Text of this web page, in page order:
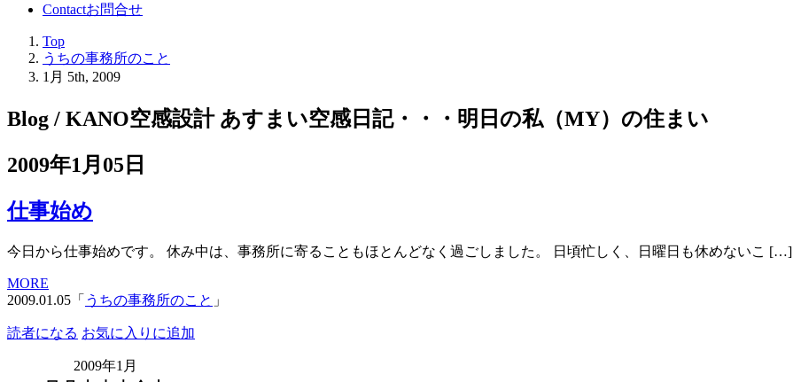
Contactお問合せ
Top
うちの事務所のこと
1月 5th, 2009
Blog / KANO空感設計 あすまい空感日記・・・明日の私（MY）の住まい
2009年1月05日
仕事始め
今日から仕事始めです。 休み中は、事務所に寄ることもほとんどなく過ごしました。 日頃忙しく、日曜日も休めないこ […]
MORE
2009.01.05「 うちの事務所のこと 」
読者になる お気に入りに追加
2009年1月